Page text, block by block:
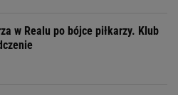
w Realu po bójce piłkarzy. Klub